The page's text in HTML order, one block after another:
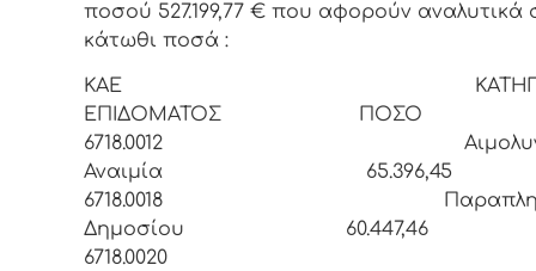
ποσού 527.199,77 € που αφορούν αναλυτικά
κάτωθι ποσά :
ΚΑΕ
ΕΠΙΔΟΜΑΤΟΣ ΠΟΣΟ
6718.0012
Αναιμία 65.396,45
6718.0018
Δημοσίου 60.447,46